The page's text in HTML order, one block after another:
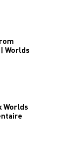
Worlds
Worlds